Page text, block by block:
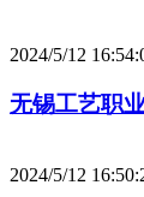
2024/5/12
无锡工艺职
2024/5/12